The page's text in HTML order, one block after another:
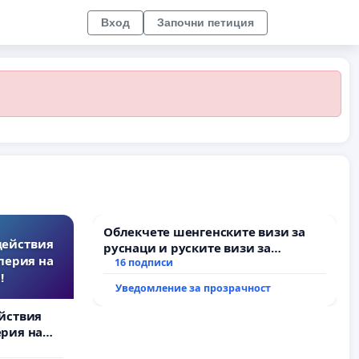
Вход Започни петиция
на
на
Облекчете шенгенските визи за
руснаци и руските визи за
българи
16 подписи
Уведомление за прозрачност